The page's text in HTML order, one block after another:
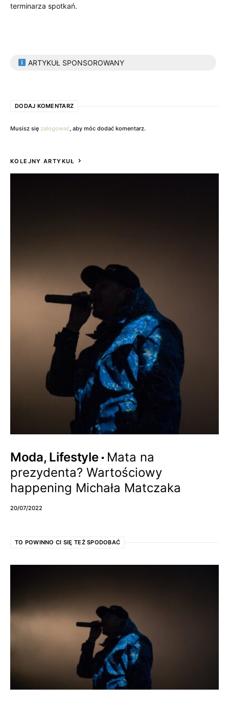
terminarza spotkań.
ARTYKUŁ SPONSOROWANY
DODAJ KOMENTARZ
Musisz się zalogować, aby móc dodać komentarz.
KOLEJNY ARTYKUŁ
Moda, Lifestyle
Mata na
prezydenta? Wartościowy
happening Michała Matczaka
20/07/2022
TO POWINNO CI SIĘ TEŻ SPODOBAĆ